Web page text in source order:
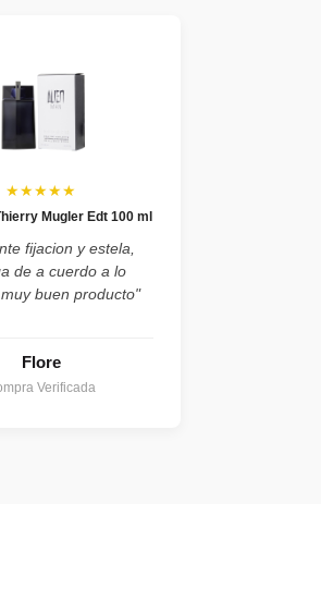
★★★★★
Mugler Edt 100 ml
fijacion y estela,
de a cuerdo a lo
buen producto"
Flore
Verificada